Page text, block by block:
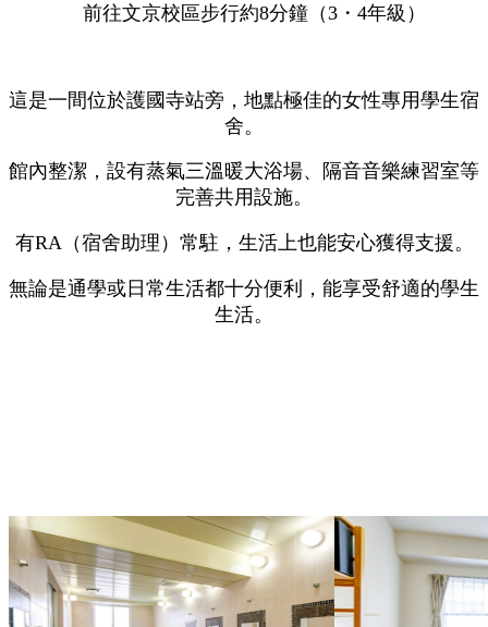
前往文京校區步行約8分鐘（3・4年級）
這是一間位於護國寺站旁，地點極佳的女性專用學生宿
舍。
館內整潔，設有蒸氣三溫暖大浴場、隔音音樂練習室等
完善共用設施。
有RA（宿舍助理）常駐，生活上也能安心獲得支援。
無論是通學或日常生活都十分便利，能享受舒適的學生
生活。